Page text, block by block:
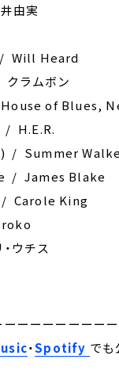
由実
Will Heard
ラムボン
House of Blues,
/ H.E.R.
/ Summer
/ James Blake
/ Carole King
ウチス
ーーーーーーー
・Spotify でも